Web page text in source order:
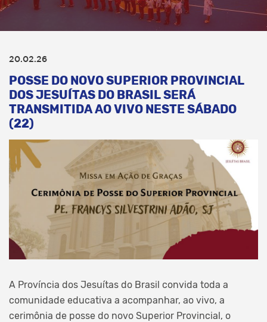
20.02.26
POSSE DO NOVO SUPERIOR PROVINCIAL
DOS JESUÍTAS DO BRASIL SERÁ
TRANSMITIDA AO VIVO NESTE SÁBADO
(22)
A Província dos Jesuítas do Brasil convida toda a
comunidade educativa a acompanhar, ao vivo, a
cerimônia de posse do novo Superior Provincial, o